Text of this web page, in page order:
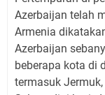
Azerbaijan telah
Armenia
Azerbaijan
beberapa kota di
termasuk